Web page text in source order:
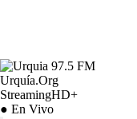
Urquía.Org
StreamingHD+
● En Vivo